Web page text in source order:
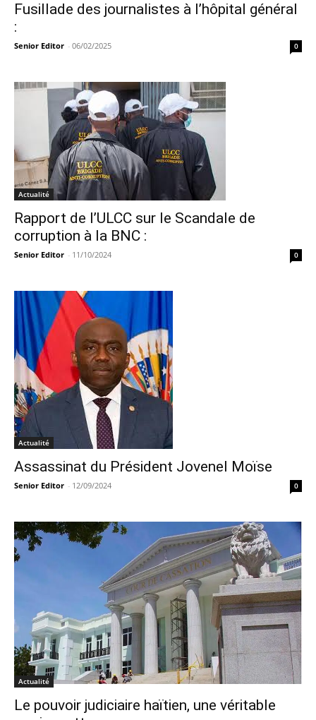
Fusillade des journalistes à l’hôpital général
:
Senior Editor - 06/02/2025 0
Actualité
Rapport de l’ULCC sur le Scandale de
corruption à la BNC :
Senior Editor - 11/10/2024 0
Actualité
Assassinat du Président Jovenel Moïse
Senior Editor - 12/09/2024 0
Actualité
Le pouvoir judiciaire haïtien, une véritable